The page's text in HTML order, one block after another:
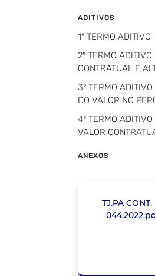
ADITIVOS
1º TERMO
2º TERMO
CONTRATUAL E
3º TERMO
DO VALOR NO
4º TERMO
VALOR
ANEXOS
TJ.PA CONT.